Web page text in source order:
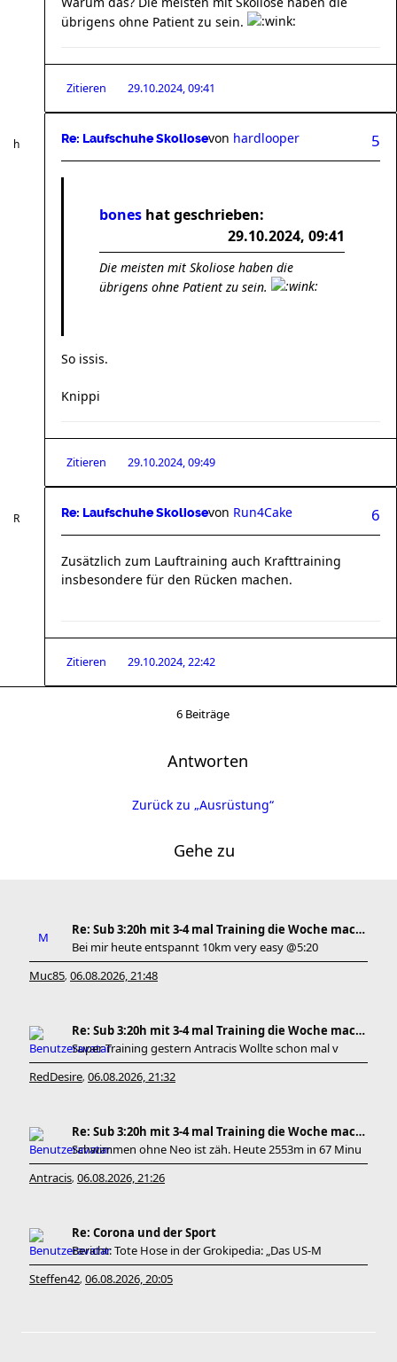
übrigens ohne Patient zu sein.
Zitieren 29.10.2024, 09:41
Re: Laufschuhe Skoliose 5
von hardlooper
bones hat geschrieben:
29.10.2024, 09:41
Die meisten mit Skoliose haben die
übrigens ohne Patient zu sein.
So issis.
Knippi
Zitieren 29.10.2024, 09:49
Re: Laufschuhe Skoliose 6
von Run4Cake
Zusätzlich zum Lauftraining auch Krafttraining
insbesondere für den Rücken machen.
Zitieren 29.10.2024, 22:42
6 Beiträge
Antworten
Zurück zu „Ausrüstung“
Gehe zu
Re: Sub 3:20h mit 3-4 mal Training die Woche machb
Bei mir heute entspannt 10km very easy @5:20
Muc85, 06.08.2026, 21:48
Re: Sub 3:20h mit 3-4 mal Training die Woche machb
Super Training gestern Antracis Wollte schon mal v
RedDesire, 06.08.2026, 21:32
Re: Sub 3:20h mit 3-4 mal Training die Woche machb
Schwimmen ohne Neo ist zäh. Heute 2553m in 67 Minu
Antracis, 06.08.2026, 21:26
Re: Corona und der Sport
Bericht: Tote Hose in der Grokipedia: „Das US-M
Steffen42, 06.08.2026, 20:05